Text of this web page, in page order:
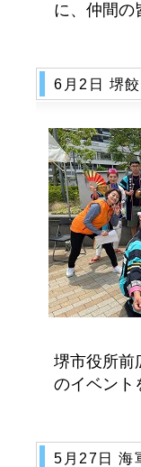
に、仲間の
6月2日 堺
堺市役所前
のイベント
5月27日 海